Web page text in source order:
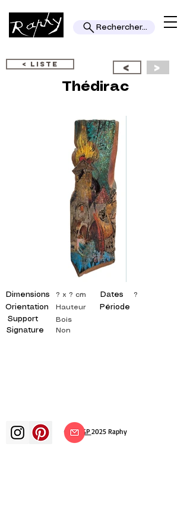
Rechercher...
< LISTE < >
Thédirac
Dimensions
Orientation
Support
Signature
? x ? cm
Dates
Période
Hauteur
Bois
Non
?
© ADAGP 2025 Raphy